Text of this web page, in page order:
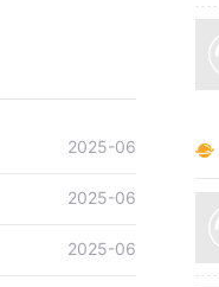
2025-06
2025-06
2025-06